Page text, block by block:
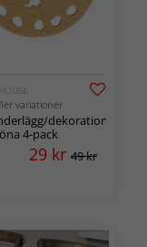
variationer
dekoration
4-pack
29 kr 49 kr